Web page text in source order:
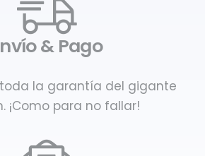
& Pago
la garantía del gigante
¡Como para no fallar!